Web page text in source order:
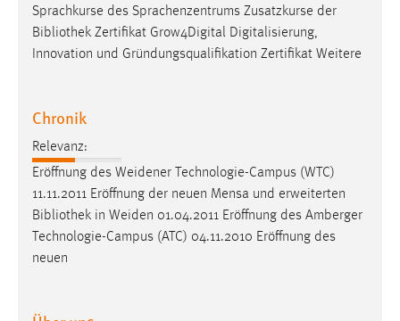
Sprachkurse des Sprachenzentrums Zusatzkurse der
Bibliothek Zertifikat Grow4Digital Digitalisierung,
Innovation und Gründungsqualifikation Zertifikat Weitere
Chronik
Relevanz:
Eröffnung des Weidener Technologie-Campus (WTC)
11.11.2011 Eröffnung der neuen Mensa und erweiterten
Bibliothek in Weiden 01.04.2011 Eröffnung des Amberger
Technologie-Campus (ATC) 04.11.2010 Eröffnung des
neuen
Das Cookie speichert die gewählte Sprache der Website.
Cookie Laufzeit:
30 Tage
Chat
Name:
MibewSessionID, MIBEW_UserID, mibew_locale, mibew-
chat-frame-style-5e9dbeb1811c0446
Zweck:
Wird benötigt um die Chatfunktion nutzen zu können.